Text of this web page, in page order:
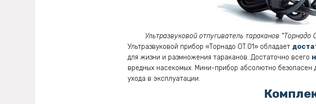
Ультразвуковой отпугиватель тараканов
Ультразвуковой прибор «Торнадо ОТ.01» обладает
для жизни и размножения тараканов. Достаточно всего
вредных насекомых. Мини-прибор абсолютно безопасен
ухода в эксплуатации.